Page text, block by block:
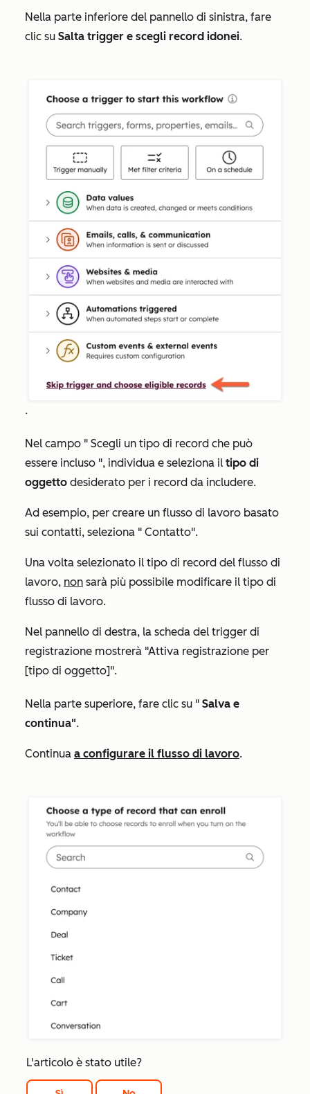
Nella parte inferiore del pannello di sinistra, fare
clic su Salta trigger e scegli record idonei.
.
Nel campo " Scegli un tipo di record che può
essere incluso ", individua e seleziona il tipo di
oggetto desiderato per i record da includere.
Ad esempio, per creare un flusso di lavoro basato
sui contatti, seleziona " Contatto".
Una volta selezionato il tipo di record del flusso di
lavoro, non sarà più possibile modificare il tipo di
flusso di lavoro.
Nel pannello di destra, la scheda del trigger di
registrazione mostrerà "Attiva registrazione per
[tipo di oggetto]".
Nella parte superiore, fare clic su " Salva e
continua".
Continua a configurare il flusso di lavoro.
L'articolo è stato utile?